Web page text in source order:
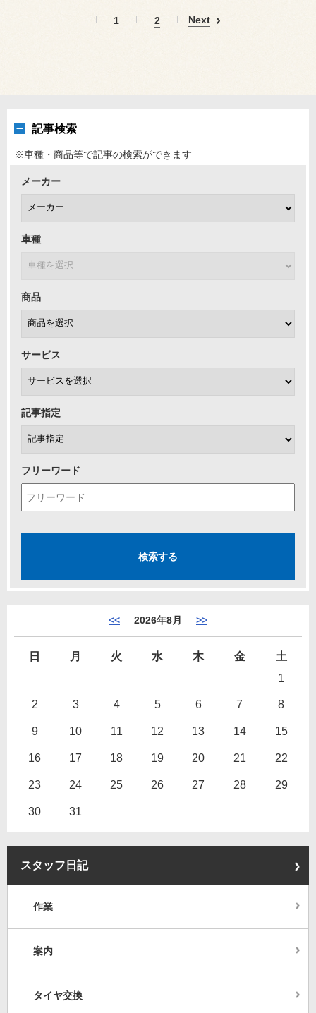
1 2 Next
記事検索
※車種・商品等で記事の検索ができます
メーカー
車種
商品
サービス
記事指定
フリーワード
<< 2026年8月 >>
日 月 火 水 木 金
土
1
2 3 4 5 6 7 8
9 10 11 12 13 14 15
16 17 18 19 20 21 22
23 24 25 26 27 28 29
30 31
スタッフ日記
作業
案内
タイヤ交換